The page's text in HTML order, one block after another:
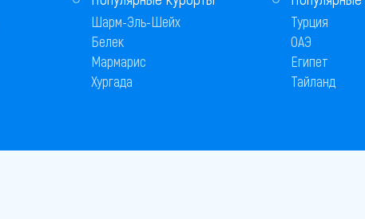
Шарм-Эль-Шейх
Белек
Мармарис
Хургада
Турция
ОАЭ
Египет
Тайланд